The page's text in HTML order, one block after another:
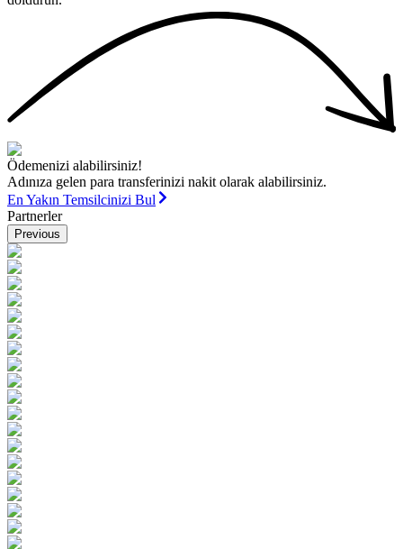
Ödemenizi alabilirsiniz!
Adınıza gelen para transferinizi nakit olarak alabilirsiniz.
En Yakın Temsilcinizi Bul
Partnerler
Previous